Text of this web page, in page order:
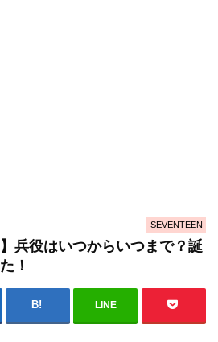
SEVENTEEN
兵役はいつからいつまで？誕
！
LINE